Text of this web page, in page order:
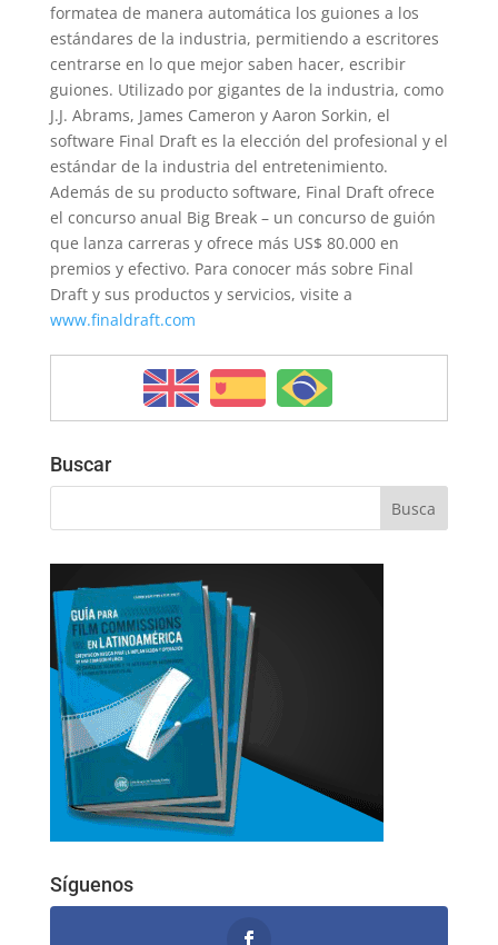
formatea de manera automática los guiones a los
estándares de la industria, permitiendo a escritores
centrarse en lo que mejor saben hacer, escribir
guiones. Utilizado por gigantes de la industria, como
J.J. Abrams, James Cameron y Aaron Sorkin, el
software Final Draft es la elección del profesional y el
estándar de la industria del entretenimiento.
Además de su producto software, Final Draft ofrece
el concurso anual Big Break – un concurso de guión
que lanza carreras y ofrece más US$ 80.000 en
premios y efectivo. Para conocer más sobre Final
Draft y sus productos y servicios, visite a
www.finaldraft.com
Buscar
Síguenos